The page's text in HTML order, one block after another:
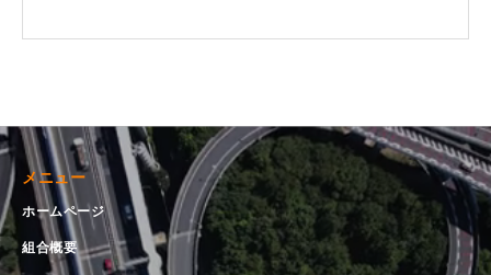
メニュー
ホームページ
組合概要